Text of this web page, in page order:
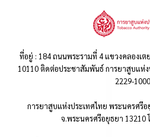
ที่อยู่ : 184 ถนนพระรามที่ 4 แขวงคลองเต
10110 ติดต่อประชาสัมพันธ์ การยาสูบแห่ง
2229-1000
การยาสูบแห่งประเทศไทย พระนครศรี
จ.พระนครศรีอยุธยา 13210